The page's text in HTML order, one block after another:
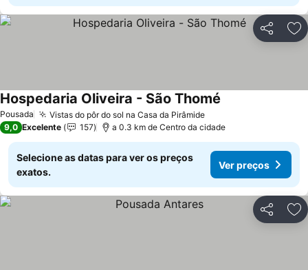
Partilhar
Pousada Vistas do pôr do sol na Casa da Pirâmide
Hospedaria Oliveira - São Thomé
9,0 Excelente 157 a 0.3 km de Centro da cidade
Selecione as datas para ver os preços
exatos.
Ver preços
Partilhar